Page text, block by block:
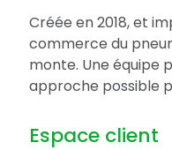
Créée en 2018, et
commerce du
monte. Une équipe
approche possible
Espace client